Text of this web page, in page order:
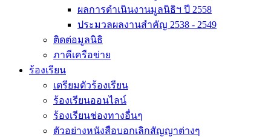
ผลการดำเนินงานมูลนิธิฯ ปี 2558
ประมวลผลงานสำคัญ 2538 - 2549
ติดต่อมูลนิธิ
ภาคีเครือข่าย
ร้องเรียน
เตรียมตัวร้องเรียน
ร้องเรียนออนไลน์
ร้องเรียนช่องทางอื่นๆ
ตัวอย่างหนังสือบอกเลิกสัญญาต่างๆ